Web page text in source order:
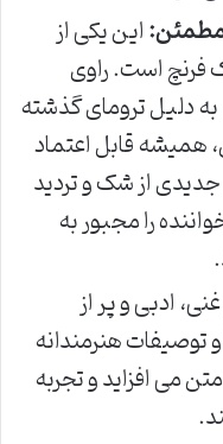
این یکی از
است. راوی
دلیل ترومای گذشته
همیشه قابل اعتماد
از شک و تردید
را مجبور به
ادبی و پر از
توصیفات هنرمندانه
می افزاید و تجربه